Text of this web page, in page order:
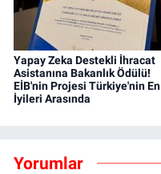
Yapay Zeka Destekli İhracat
Asistanına Bakanlık Ödülü!
EİB'nin Projesi Türkiye'nin En
İyileri Arasında
Yorumlar